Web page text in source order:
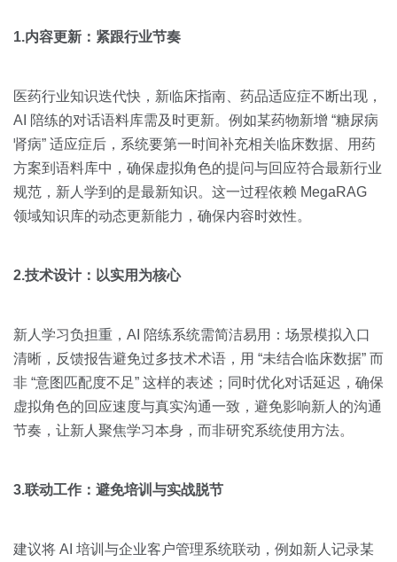
1.内容更新：紧跟行业节奏
医药行业知识迭代快，新临床指南、药品适应症不断出现，
AI 陪练的对话语料库需及时更新。例如某药物新增 “糖尿病
肾病” 适应症后，系统要第一时间补充相关临床数据、用药
方案到语料库中，确保虚拟角色的提问与回应符合最新行业
规范，新人学到的是最新知识。这一过程依赖 MegaRAG
领域知识库的动态更新能力，确保内容时效性。
2.技术设计：以实用为核心
新人学习负担重，AI 陪练系统需简洁易用：场景模拟入口
清晰，反馈报告避免过多技术术语，用 “未结合临床数据” 而
非 “意图匹配度不足” 这样的表述；同时优化对话延迟，确保
虚拟角色的回应速度与真实沟通一致，避免影响新人的沟通
节奏，让新人聚焦学习本身，而非研究系统使用方法。
3.联动工作：避免培训与实战脱节
建议将 AI 培训与企业客户管理系统联动，例如新人记录某